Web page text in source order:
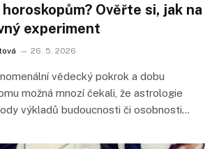
Ověřte si, jak na
experiment
26. 5. 2026
vědecký pokrok a dobu
možná mnozí čekali, že astrologie
výkladů budoucnosti či osobnosti…